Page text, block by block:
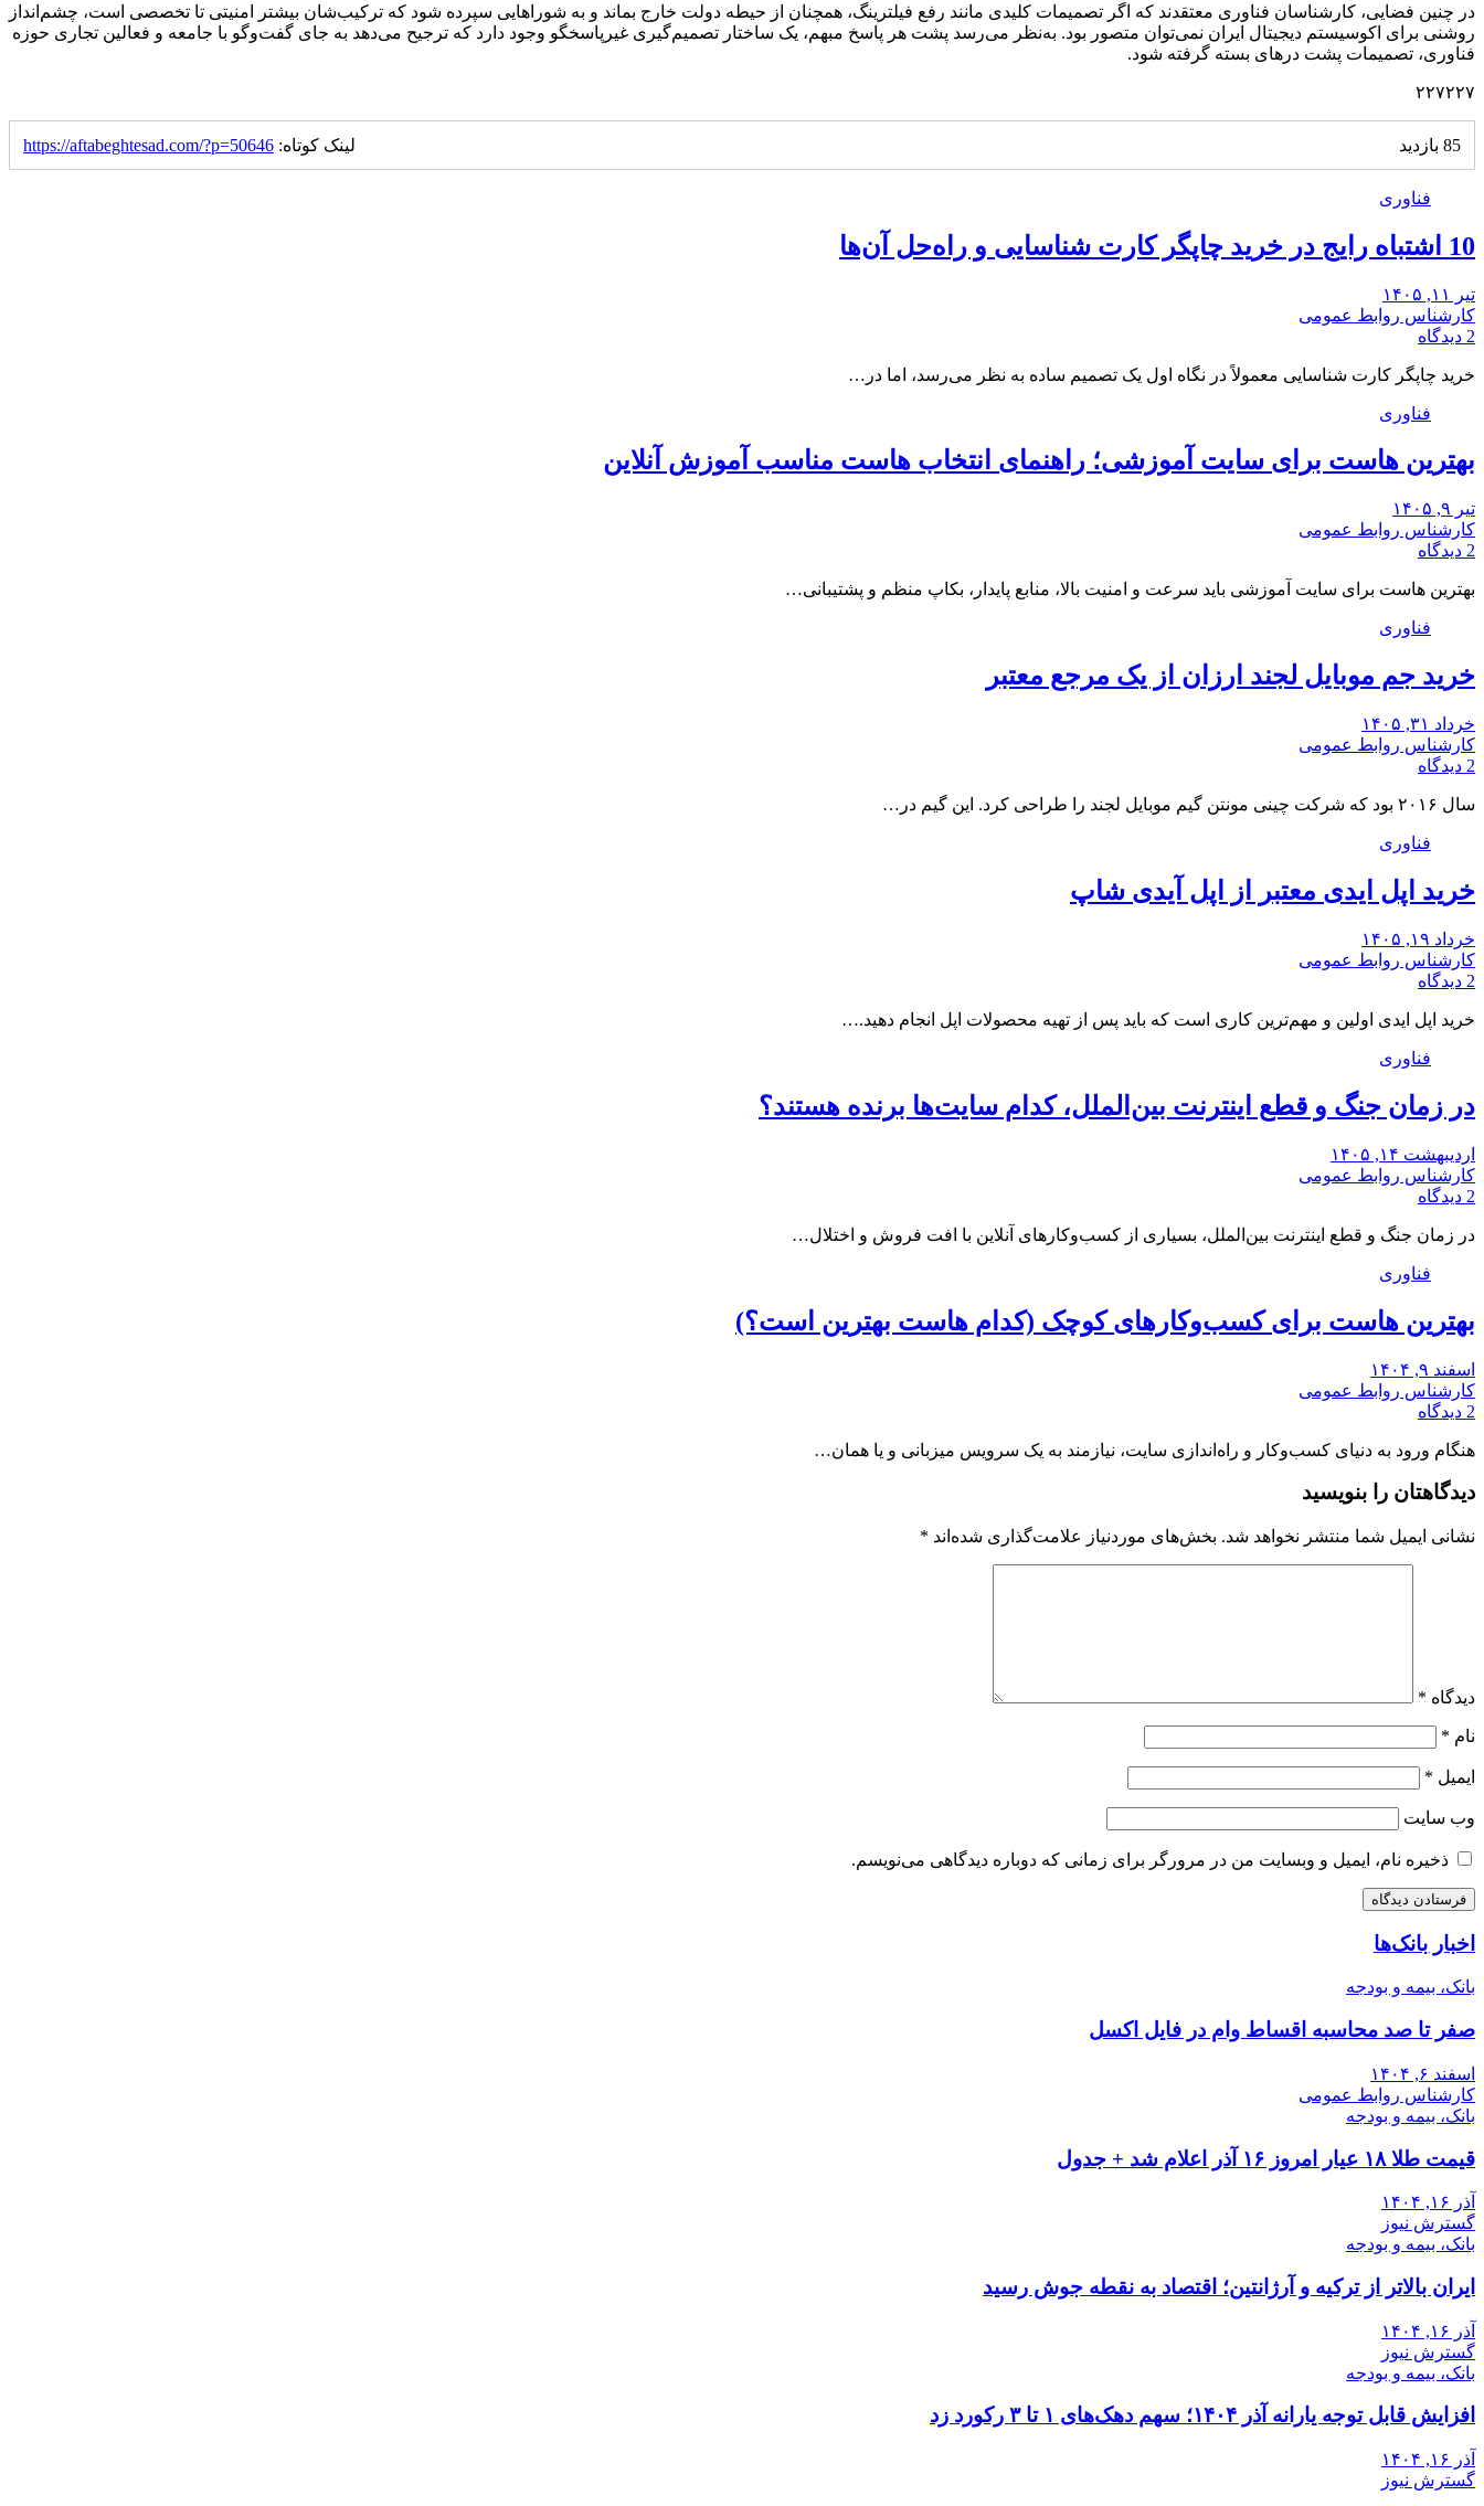
در چنین فضایی، کارشناسان فناوری معتقدند که اگر تصمیمات کلیدی مانند رفع فیلترینگ، همچنان از حیطه دولت خارج بماند و به شوراهایی سپرده شود که ترکیب‌شان بیشتر امنیتی تا تخصصی است، چشم‌انداز
روشنی برای اکوسیستم دیجیتال ایران نمی‌توان متصور بود. به‌نظر می‌رسد پشت هر پاسخ مبهم، یک ساختار تصمیم‌گیری غیرپاسخگو وجود دارد که ترجیح می‌دهد به جای گفت‌وگو با جامعه و فعالین تجاری حوزه
فناوری، تصمیمات پشت درهای بسته گرفته شود.
۲۲۷۲۲۷
85 بازدید لینک کوتاه: https://aftabeghtesad.com/?p=50646
فناوری
10 اشتباه رایج در خرید چاپگر کارت شناسایی و راه‌حل آن‌ها
تیر ۱۱, ۱۴۰۵
کارشناس روابط عمومی
2 دیدگاه
خرید چاپگر کارت شناسایی معمولاً در نگاه اول یک تصمیم ساده به نظر می‌رسد، اما در…
فناوری
بهترین هاست برای سایت آموزشی؛ راهنمای انتخاب هاست مناسب آموزش آنلاین
تیر ۹, ۱۴۰۵
کارشناس روابط عمومی
2 دیدگاه
بهترین هاست برای سایت آموزشی باید سرعت و امنیت بالا، منابع پایدار، بکاپ منظم و پشتیبانی…
فناوری
خرید جم موبایل لجند ارزان از یک مرجع معتبر
خرداد ۳۱, ۱۴۰۵
کارشناس روابط عمومی
2 دیدگاه
سال ۲۰۱۶ بود که شرکت چینی مونتن گیم موبایل لجند را طراحی کرد. این گیم در…
فناوری
خرید اپل ایدی معتبر از اپل آیدی شاپ
خرداد ۱۹, ۱۴۰۵
کارشناس روابط عمومی
2 دیدگاه
خرید اپل ایدی اولین و مهم‌ترین کاری است که باید پس از تهیه محصولات اپل انجام دهید.…
فناوری
در زمان جنگ و قطع اینترنت بین‌الملل، کدام سایت‌ها برنده هستند؟
اردیبهشت ۱۴, ۱۴۰۵
کارشناس روابط عمومی
2 دیدگاه
در زمان جنگ و قطع اینترنت بین‌الملل، بسیاری از کسب‌وکارهای آنلاین با افت فروش و اختلال…
فناوری
بهترین هاست برای کسب‌وکارهای کوچک (کدام هاست بهترین است؟)
اسفند ۹, ۱۴۰۴
کارشناس روابط عمومی
2 دیدگاه
هنگام ورود به دنیای کسب‌وکار و راه‌اندازی سایت، نیازمند به یک سرویس میزبانی و یا همان…
دیدگاهتان را بنویسید
نشانی ایمیل شما منتشر نخواهد شد. بخش‌های موردنیاز علامت‌گذاری شده‌اند *
دیدگاه *
نام *
ایمیل *
وب‌ سایت
ذخیره نام، ایمیل و وبسایت من در مرورگر برای زمانی که دوباره دیدگاهی می‌نویسم.
اخبار بانک‌ها
بانک، بیمه و بودجه
صفر تا صد محاسبه اقساط وام در فایل اکسل
اسفند ۶, ۱۴۰۴
کارشناس روابط عمومی
بانک، بیمه و بودجه
قیمت طلا ۱۸ عیار امروز ۱۶ آذر اعلام شد + جدول
آذر ۱۶, ۱۴۰۴
گسترش نیوز
بانک، بیمه و بودجه
ایران بالاتر از ترکیه و آرژانتین؛ اقتصاد به نقطه جوش رسید
آذر ۱۶, ۱۴۰۴
گسترش نیوز
بانک، بیمه و بودجه
افزایش قابل توجه یارانه آذر ۱۴۰۴؛ سهم دهک‌های ۱ تا ۳ رکورد زد
آذر ۱۶, ۱۴۰۴
گسترش نیوز